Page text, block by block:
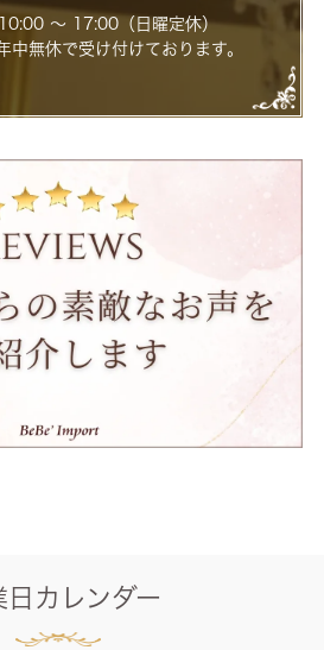
10:00 ～ 17:00（日曜定休）
中無休で受け付けております。
日カレンダー